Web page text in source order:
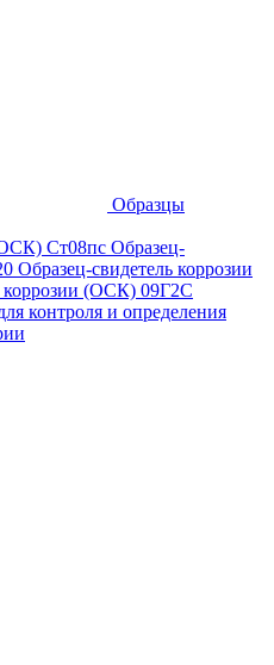
Образцы
Ст08пс Образец-
Образец-свидетель коррозии
коррозии (ОСК) 09Г2С
контроля и определения